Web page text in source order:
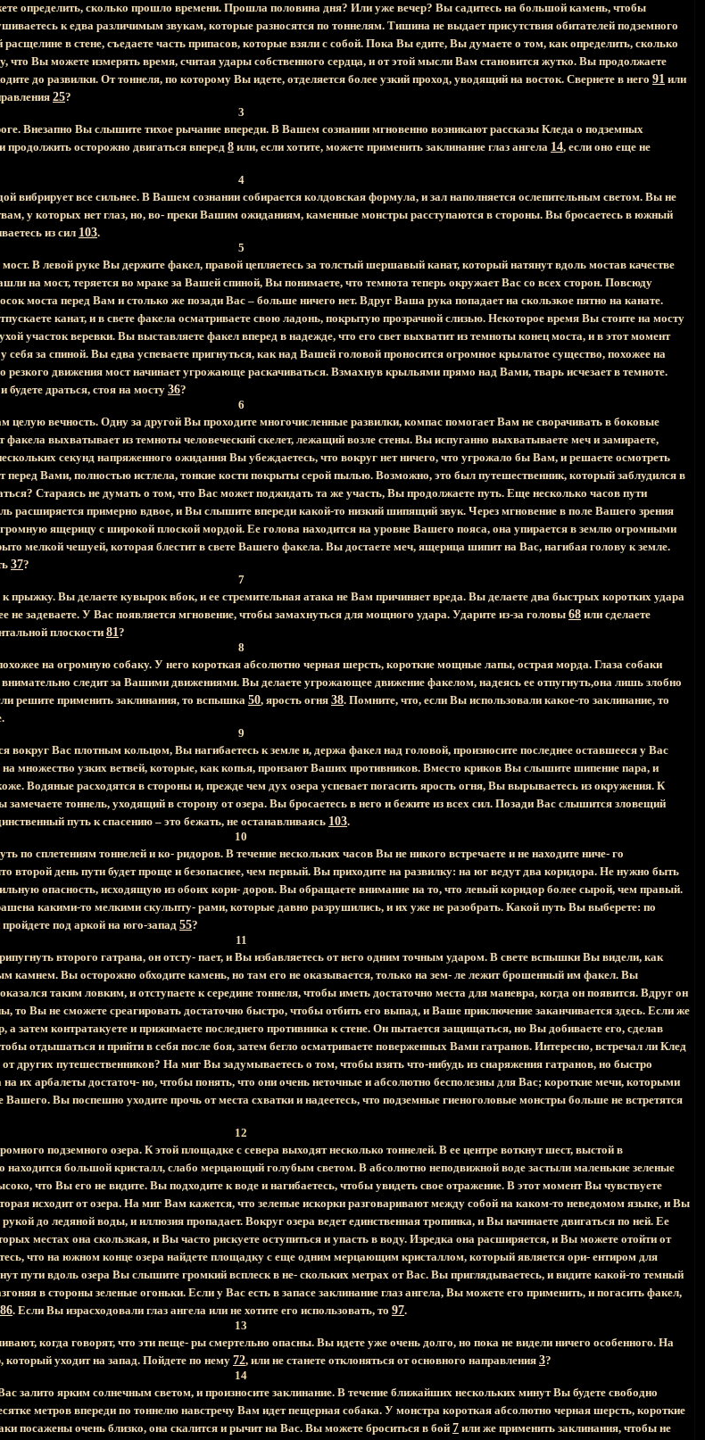
определить, сколько прошло времени. Прошла половина дня? Или уже вечер? Вы садитесь на большой камень, чтобы
к едва различимым звукам, которые разносятся по тоннелям. Тишина не выдает присутствия обитателей подземного
в стене, съедаете часть припасов, которые взяли с собой. Пока Вы едите, Вы думаете о том, как определить, сколько
что Вы можете измерять время, считая удары собственного сердца, и от этой мысли Вам становится жутко. Вы продолжаете
до развилки. От тоннеля, по которому Вы идете, отделяется более узкий проход, уводящий на восток. Свернете в него 91 или
25?
3
Внезапно Вы слышите тихое рычание впереди. В Вашем сознании мгновенно возникают рассказы Кледа о подземных
осторожно двигаться вперед 8 или, если хотите, можете применить заклинание глаз ангела 14, если оно еще не
4
вибрирует все сильнее. В Вашем сознании собирается колдовская формула, и зал наполняется ослепительным светом. Вы не
у которых нет глаз, но, во- преки Вашим ожиданиям, каменные монстры расступаются в стороны. Вы бросаетесь в южный
из сил 103.
5
В левой руке Вы держите факел, правой цепляетесь за толстый шершавый канат, который натянут вдоль мостав качестве
на мост, теряется во мраке за Вашей спиной, Вы понимаете, что темнота теперь окружает Вас со всех сторон. Повсюду
моста перед Вам и столько же позади Вас – больше ничего нет. Вдруг Ваша рука попадает на скользкое пятно на канате.
канат, и в свете факела осматриваете свою ладонь, покрытую прозрачной слизью. Некоторое время Вы стоите на мосту
участок веревки. Вы выставляете факел вперед в надежде, что его свет выхватит из темноты конец моста, и в этот момент
за спиной. Вы едва успеваете пригнуться, как над Вашей головой проносится огромное крылатое существо, похожее на
движения мост начинает угрожающе раскачиваться. Взмахнув крыльями прямо над Вами, тварь исчезает в темноте.
будете драться, стоя на мосту36?
6
целую вечность. Одну за другой Вы проходите многочисленные развилки, компас помогает Вам не сворачивать в боковые
факела выхватывает из темноты человеческий скелет, лежащий возле стены. Вы испуганно выхватываете меч и замираете,
секунд напряженного ожидания Вы убеждаетесь, что вокруг нет ничего, что угрожало бы Вам, и решаете осмотреть
перед Вами, полностью истлела, тонкие кости покрыты серой пылью. Возможно, это был путешественник, который заблудился в
Стараясь не думать о том, что Вас может поджидать та же участь, Вы продолжаете путь. Еще несколько часов пути
расширяется примерно вдвое, и Вы слышите впереди какой-то низкий шипящий звук. Через мгновение в поле Вашего зрения
ящерицу с широкой плоской мордой. Ее голова находится на уровне Вашего пояса, она упирается в землю огромными
мелкой чешуей, которая блестит в свете Вашего факела. Вы достаете меч, ящерица шипит на Вас, нагибая голову к земле.
37?
7
прыжку. Вы делаете кувырок вбок, и ее стремительная атака не Вам причиняет вреда. Вы делаете два быстрых коротких удара
не задеваете. У Вас появляется мгновение, чтобы замахнуться для мощного удара. Ударите из-за головы 68 или сделаете
плоскости 81?
8
на огромную собаку. У него короткая абсолютно черная шерсть, короткие мощные лапы, острая морда. Глаза собаки
следит за Вашими движениями. Вы делаете угрожающее движение факелом, надеясь ее отпугнуть,она лишь злобно
решите применить заклинания, то вспышка 50, ярость огня 38. Помните, что, если Вы использовали какое-то заклинание, то
9
вокруг Вас плотным кольцом, Вы нагибаетесь к земле и, держа факел над головой, произносите последнее оставшееся у Вас
множество узких ветвей, которые, как копья, пронзают Ваших противников. Вместо криков Вы слышите шипение пара, и
Водяные расходятся в стороны и, прежде чем дух озера успевает погасить ярость огня, Вы вырываетесь из окружения. К
замечаете тоннель, уходящий в сторону от озера. Вы бросаетесь в него и бежите из всех сил. Позади Вас слышится зловещий
путь к спасению – это бежать, не останавливаясь 103.
10
по сплетениям тоннелей и ко- ридоров. В течение нескольких часов Вы не никого встречаете и не находите ниче- го
второй день пути будет проще и безопаснее, чем первый. Вы приходите на развилку: на юг ведут два коридора. Не нужно быть
опасность, исходящую из обоих кори- доров. Вы обращаете внимание на то, что левый коридор более сырой, чем правый.
какими-то мелкими скульпту- рами, которые давно разрушились, и их уже не разобрать. Какой путь Вы выберете: по
пройдете под аркой на юго-запад 55?
11
второго гатрана, он отсту- пает, и Вы избавляетесь от него одним точным ударом. В свете вспышки Вы видели, как
камнем. Вы осторожно обходите камень, но там его не оказывается, только на зем- ле лежит брошенный им факел. Вы
таким ловким, и отступаете к середине тоннеля, чтобы иметь достаточно места для маневра, когда он появится. Вдруг он
то Вы не сможете среагировать достаточно быстро, чтобы отбить его выпад, и Ваше приключение заканчивается здесь. Если же
затем контратакуете и прижимаете последнего противника к стене. Он пытается защищаться, но Вы добиваете его, сделав
отдышаться и прийти в себя после боя, затем бегло осматриваете поверженных Вами гатранов. Интересно, встречал ли Клед
других путешественников? На миг Вы задумываетесь о том, чтобы взять что-нибудь из снаряжения гатранов, но быстро
их арбалеты достаточ- но, чтобы понять, что они очень неточные и абсолютно бесполезны для Вас; короткие мечи, которыми
Вы поспешно уходите прочь от места схватки и надеетесь, что подземные гиеноголовые монстры больше не встретятся
12
подземного озера. К этой площадке с севера выходят несколько тоннелей. В ее центре воткнут шест, выстой в
находится большой кристалл, слабо мерцающий голубым светом. В абсолютно неподвижной воде застыли маленькие зеленые
что Вы его не видите. Вы подходите к воде и нагибаетесь, чтобы увидеть свое отражение. В этот момент Вы чувствуете
исходит от озера. На миг Вам кажется, что зеленые искорки разговаривают между собой на каком-то неведомом языке, и Вы
до ледяной воды, и иллюзия пропадает. Вокруг озера ведет единственная тропинка, и Вы начинаете двигаться по ней. Ее
местах она скользкая, и Вы часто рискуете оступиться и упасть в воду. Изредка она расширяется, и Вы можете отойти от
что на южном конце озера найдете площадку с еще одним мерцающим кристаллом, который является ори- ентиром для
пути вдоль озера Вы слышите громкий всплеск в не- скольких метрах от Вас. Вы приглядываетесь, и видите какой-то темный
в стороны зеленые огоньки. Если у Вас есть в запасе заклинание глаз ангела, Вы можете его применить, и погасить факел,
86. Если Вы израсходовали глаз ангела или не хотите его использовать, то 97.
13
когда говорят, что эти пеще- ры смертельно опасны. Вы идете уже очень долго, но пока не видели ничего особенного. На
уходит на запад. Пойдете по нему 72, или не станете отклоняться от основного направления 3?
14
залито ярким солнечным светом, и произносите заклинание. В течение ближайших нескольких минут Вы будете свободно
метров впереди по тоннелю навстречу Вам идет пещерная собака. У монстра короткая абсолютно черная шерсть, короткие
посажены очень близко, она скалится и рычит на Вас. Вы можете броситься в бой 7 или же применить заклинания, чтобы не